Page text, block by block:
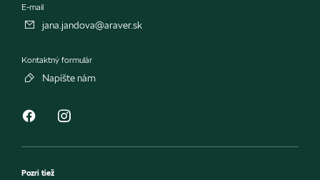
E-mail
jana.jandova@araver.sk
Kontaktný formulár
Napíšte nám
Pozri tiež